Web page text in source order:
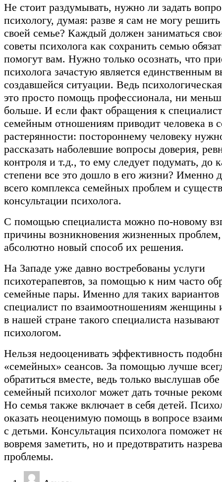
Не стоит раздумывать, нужно ли задать
психологу, думая: разве я сам не могу
своей семье? Каждый должен заниматься
советы психолога как сохранить семью
помогут вам. Нужно только осознать, что
психолога зачастую является единственным
создавшейся ситуации. Ведь
это просто помощь профессионала, ни
больше. И если факт обращения к
семейным отношениям приводит человека в
растерянности: постороннему человеку
рассказать наболевшие вопросы доверия,
контроля и т.д., то ему следует подумать, до
степени все это дошло в его жизни? Именно
всего комплекса семейных проблем и
консультации психолога.
С помощью специалиста можно по-новому
причины возникновения жизненных
абсолютно новый способ их решения.
На Западе уже давно востребованы услуги
психотерапевтов, за помощью к ним часто
семейные пары. Именно для таких вариантов
специалист по взаимоотношениям
в нашей стране такого специалиста
психологом.
Нельзя недооценивать эффективность
«семейных» сеансов. За помощью лучше
обратиться вместе, ведь только выслушав
семейный психолог может дать точные
Но семья также включает в себя детей.
оказать неоценимую помощь в вопросе
с детьми. Консультация психолога поможет
вовремя заметить, но и предотвратить
проблемы.